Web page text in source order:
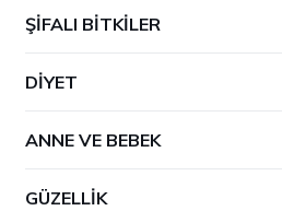
ŞIFALI BITKILER
DIYET
ANNE VE BEBEK
GÜZELLIK